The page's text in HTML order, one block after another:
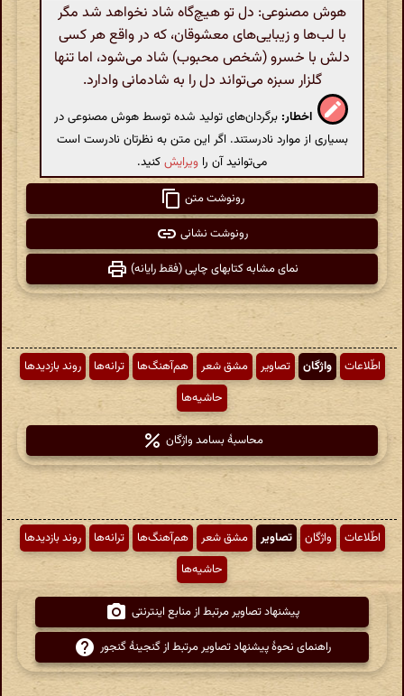
هوش مصنوعی: دل تو هیچ‌گاه شاد نخواهد شد مگر
با لب‌ها و زیبایی‌های معشوقان، که در واقع هر کسی
دلش با خسرو (شخص محبوب) شاد می‌شود، اما تنها
گلزار سبزه می‌تواند دل را به شادمانی وادارد.
اخطار: برگردان‌های تولید شده توسط هوش مصنوعی در
بسیاری از موارد نادرستند. اگر این متن به نظرتان نادرست است
می‌توانید آن را ویرایشکنید.
رونوشت متن
رونوشت نشانی
نمای مشابه کتابهای چاپی (فقط رایانه)
اطّلاعات واژگان تصاویر مشق شعر هم‌آهنگ‌ها ترانه‌ها
روند بازدیدها
حاشیه‌ها
محاسبهٔ بسامد واژگان
اطّلاعات واژگان تصاویر مشق شعر هم‌آهنگ‌ها ترانه‌ها
روند بازدیدها
حاشیه‌ها
پیشنهاد تصاویر مرتبط از منابع اینترنتی
راهنمای نحوهٔ پیشنهاد تصاویر مرتبط از گنجینهٔ گنجور